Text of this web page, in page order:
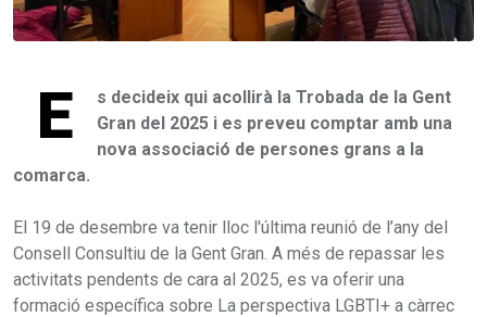
E
s decideix qui acollirà la Trobada de la Gent
Gran del 2025 i es preveu comptar amb una
nova associació de persones grans a la
comarca.
El 19 de desembre va tenir lloc l'última reunió de l’any del
Consell Consultiu de la Gent Gran. A més de repassar les
activitats pendents de cara al 2025, es va oferir una
formació específica sobre La perspectiva LGBTI+ a càrrec